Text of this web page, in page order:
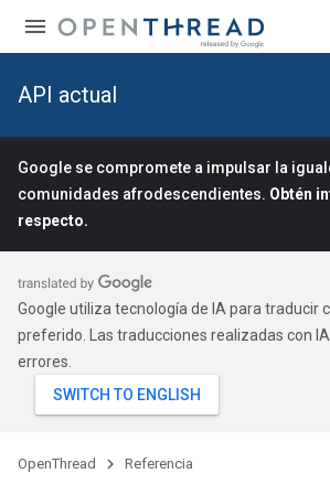
API actual
Google se compromete a impulsar la
comunidades afrodescendientes. Obtén
respecto.
Google utiliza tecnología de IA para traducir
preferido. Las traducciones realizadas con
errores.
OpenThread Referencia